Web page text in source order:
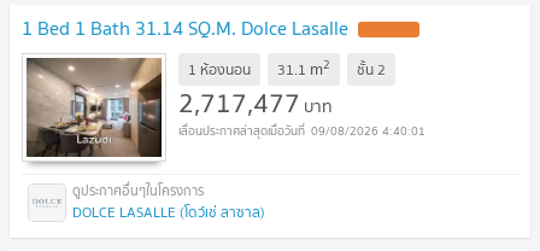
1 Bed 1 Bath 31.14 SQ.M. Dolce Lasalle
1 ห้องนอน 31.1 m2 ชั้น2
2,717,477 บาท
09/08/2026 4:40:01
DOLCE LASALLE (โดว์เช่ ลาซาล)